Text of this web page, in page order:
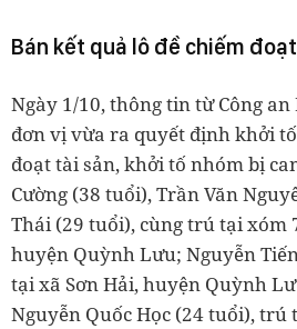
Bán kết quả lô đề chiếm
Ngày 1/10, thông tin từ Công an
đơn vị vừa ra quyết định khởi
đoạt tài sản, khởi tố nhóm bị
Cường (38 tuổi), Trần Văn
Thái (29 tuổi), cùng trú tại xóm
huyện Quỳnh Lưu; Nguyễn
tại xã Sơn Hải, huyện Quỳnh
Nguyễn Quốc Học (24 tuổi), trú